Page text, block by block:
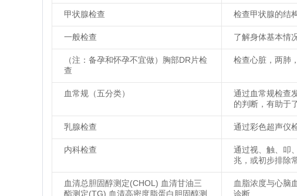
甲状腺检查 检查甲状腺的结
一般检查 了解身体基本情
（注：备孕和怀孕不宜做）胸部DR片检
查
检查心脏，两肺
血常规（五分类）
通过血常规检查
的判断，有助于
乳腺检查 通过彩色超声仪
内科检查
通过视、触、叩
兆，或初步排除
血清总胆固醇测定(CHOL) 血清甘油三
酯测定(TG) 血清高密度脂蛋白胆固醇测
血脂浓度与心脑
诊断